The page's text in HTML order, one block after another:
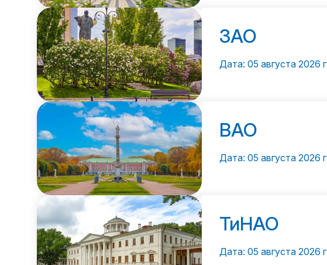
ЗАО
Дата: 05 августа 2026 г
ВАО
Дата: 05 августа 2026 г
ТиНАО
Дата: 05 августа 2026 г